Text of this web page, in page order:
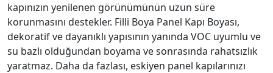
kapınızın yenilenen görünümünün uzun süre
korunmasını destekler. Filli Boya Panel Kapı Boyası,
dekoratif ve dayanıklı yapısının yanında VOC uyumlu ve
su bazlı olduğundan boyama ve sonrasında rahatsızlık
yaratmaz. Daha da fazlası, eskiyen panel kapılarınızı